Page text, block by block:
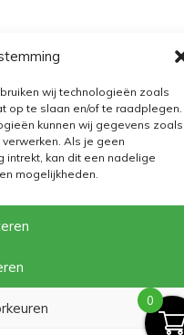
wij technologieën zoals
op te slaan en/of te raadplegen.
kunnen wij gegevens zoals
Als je geen
kan dit een nadelige
mogelijkheden.
0